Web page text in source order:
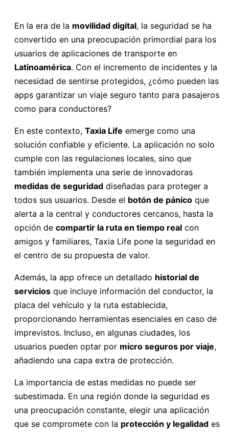
En la era de la movilidad digital, la seguridad se ha
convertido en una preocupación primordial para los
usuarios de aplicaciones de transporte en
Latinoamérica. Con el incremento de incidentes y la
necesidad de sentirse protegidos, ¿cómo pueden las
apps garantizar un viaje seguro tanto para pasajeros
como para conductores?
En este contexto, Taxia Life emerge como una
solución confiable y eficiente. La aplicación no solo
cumple con las regulaciones locales, sino que
también implementa una serie de innovadoras
medidas de seguridad diseñadas para proteger a
todos sus usuarios. Desde el botón de pánico que
alerta a la central y conductores cercanos, hasta la
opción de compartir la ruta en tiempo real con
amigos y familiares, Taxia Life pone la seguridad en
el centro de su propuesta de valor.
Además, la app ofrece un detallado historial de
servicios que incluye información del conductor, la
placa del vehículo y la ruta establecida,
proporcionando herramientas esenciales en caso de
imprevistos. Incluso, en algunas ciudades, los
usuarios pueden optar por micro seguros por viaje,
añadiendo una capa extra de protección.
La importancia de estas medidas no puede ser
subestimada. En una región donde la seguridad es
una preocupación constante, elegir una aplicación
que se compromete con la protección y legalidad es